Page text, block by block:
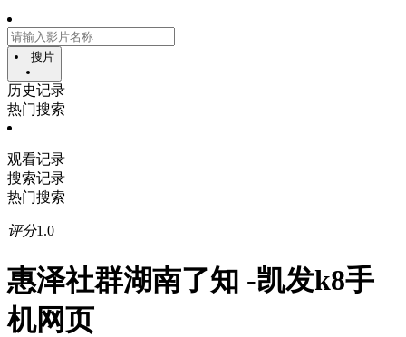
搜片
历史记录
热门搜索
观看记录
搜索记录
热门搜索
评分1.0
惠泽社群湖南了知 -凯发k8手
机网页